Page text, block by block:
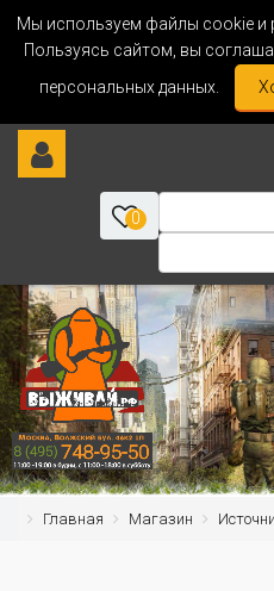
Мы используем файлы cookie и
Пользуясь сайтом, вы
персональных данных.
0
Главная Магазин